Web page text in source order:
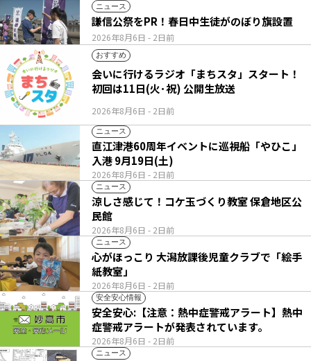
ニュース
2026年8月6日 - 2日前
謙信公祭をPR！春日中生徒がのぼり旗設置
おすすめ
2026年8月6日 - 2日前
会いに行けるラジオ「まちスタ」スタート！
初回は11日(火･祝) 公開生放送
ニュース
2026年8月6日 - 2日前
直江津港60周年イベントに巡視船「やひこ」
入港 9月19日(土)
ニュース
2026年8月6日 - 2日前
涼しさ感じて！コケ玉づくり教室 保倉地区公
民館
ニュース
2026年8月6日 - 2日前
心がほっこり 大潟放課後児童クラブで「絵手
紙教室」
安全安心情報
2026年8月6日 - 2日前
安全安心:【注意：熱中症警戒アラート】熱中
症警戒アラートが発表されています。
ニュース